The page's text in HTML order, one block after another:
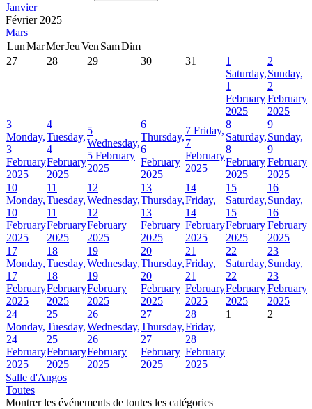
Janvier
Février 2025
Mars
LunMarMerJeuVen SamDim
27
28 29 30 31
1
Saturday,
1
February
2025
2
Sunday,
2
February
2025
3
Monday,
3
February
2025
4
Tuesday,
4
February
2025
5
Wednesday,
5 February
2025
6
Thursday,
6
February
2025
7 Friday,
7
February
2025
8
Saturday,
8
February
2025
9
Sunday,
9
February
2025
10
Monday,
10
February
2025
11
Tuesday,
11
February
2025
12
Wednesday,
12
February
2025
13
Thursday,
13
February
2025
14
Friday,
14
February
2025
15
Saturday,
15
February
2025
16
Sunday,
16
February
2025
17
Monday,
17
February
2025
18
Tuesday,
18
February
2025
19
Wednesday,
19
February
2025
20
Thursday,
20
February
2025
21
Friday,
21
February
2025
22
Saturday,
22
February
2025
23
Sunday,
23
February
2025
24
Monday,
24
February
2025
25
Tuesday,
25
February
2025
26
Wednesday,
26
February
2025
27
Thursday,
27
February
2025
28
Friday,
28
February
2025
1 2
Salle d'Angos
Toutes
Montrer les événements de toutes les catégories